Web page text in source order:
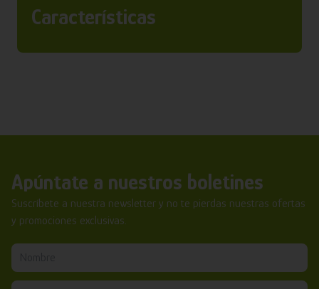
Características
Apúntate a nuestros boletines
Suscríbete a nuestra newsletter y no te pierdas nuestras ofertas
y promociones exclusivas.